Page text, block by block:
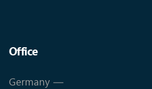
Office
Germany —